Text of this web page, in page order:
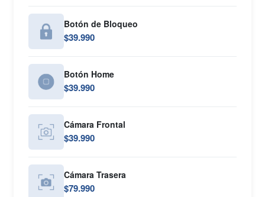
Botón de Bloqueo
$39.990
Botón Home
$39.990
Cámara Frontal
$39.990
Cámara Trasera
$79.990